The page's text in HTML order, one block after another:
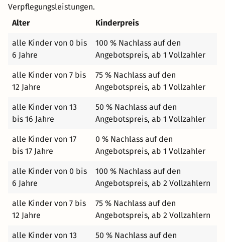
Verpflegungsleistungen.
Alter
Kinderpreis
alle Kinder von 0 bis
6 Jahre
100 % Nachlass auf den
Angebotspreis, ab 1 Vollzahler
alle Kinder von 7 bis
12 Jahre
75 % Nachlass auf den
Angebotspreis, ab 1 Vollzahler
alle Kinder von 13
bis 16 Jahre
50 % Nachlass auf den
Angebotspreis, ab 1 Vollzahler
alle Kinder von 17
bis 17 Jahre
0 % Nachlass auf den
Angebotspreis, ab 1 Vollzahler
alle Kinder von 0 bis
6 Jahre
100 % Nachlass auf den
Angebotspreis, ab 2 Vollzahlern
alle Kinder von 7 bis
12 Jahre
75 % Nachlass auf den
Angebotspreis, ab 2 Vollzahlern
alle Kinder von 13
50 % Nachlass auf den